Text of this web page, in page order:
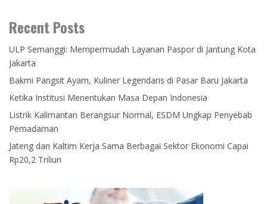
Recent Posts
ULP Semanggi: Mempermudah Layanan Paspor di Jantung Kota
Jakarta
Bakmi Pangsit Ayam, Kuliner Legendaris di Pasar Baru Jakarta
Ketika Institusi Menentukan Masa Depan Indonesia
Listrik Kalimantan Berangsur Normal, ESDM Ungkap Penyebab
Pemadaman
Jateng dan Kaltim Kerja Sama Berbagai Sektor Ekonomi Capai
Rp20,2 Triliun